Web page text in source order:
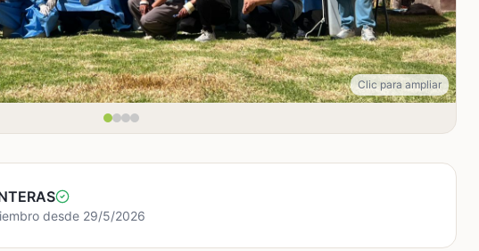
Clic para ampliar
desde 29/5/2026